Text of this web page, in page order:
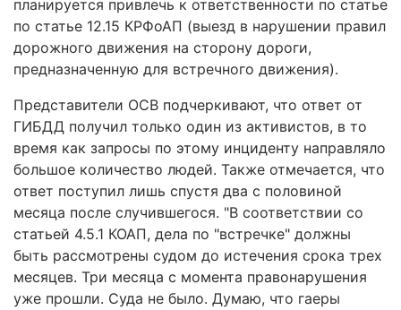
планируется привлечь к ответственности по статье
по статье 12.15 КРФоАП (выезд в нарушении правил
дорожного движения на сторону дороги,
предназначенную для встречного движения).
Представители ОСВ подчеркивают, что ответ от
ГИБДД получил только один из активистов, в то
время как запросы по этому инциденту направляло
большое количество людей. Также отмечается, что
ответ поступил лишь спустя два с половиной
месяца после случившегося. "В соответствии со
статьей 4.5.1 КОАП, дела по "встречке" должны
быть рассмотрены судом до истечения срока трех
месяцев. Три месяца с момента правонарушения
уже прошли. Суда не было. Думаю, что гаеры